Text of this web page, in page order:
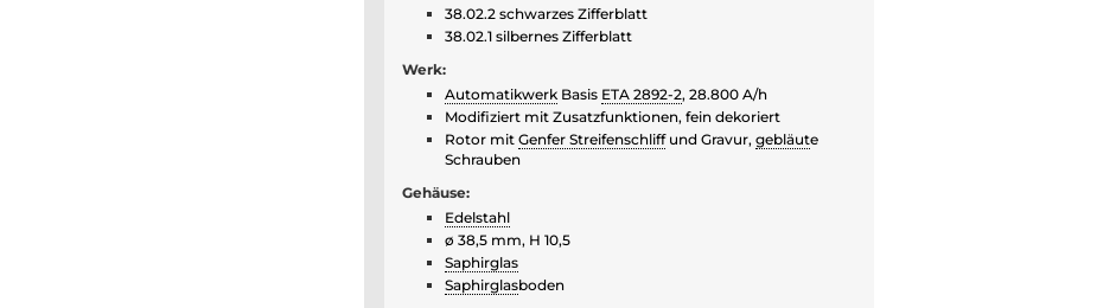
38.02.2 schwarzes Zifferblatt
38.02.1 silbernes Zifferblatt
Werk:
Automatikwerk Basis ETA 2892-2, 28.800 A/h
Modifiziert mit Zusatzfunktionen, fein dekoriert
Rotor mit Genfer Streifenschliffund Gravur, gebläute
Schrauben
Gehäuse:
Edelstahl
ø 38,5 mm, H 10,5
Saphirglas
Saphirglasboden